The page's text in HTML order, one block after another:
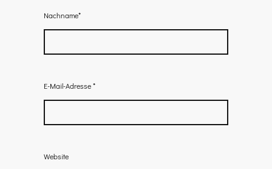
Nachname*
E-Mail-Adresse*
Website